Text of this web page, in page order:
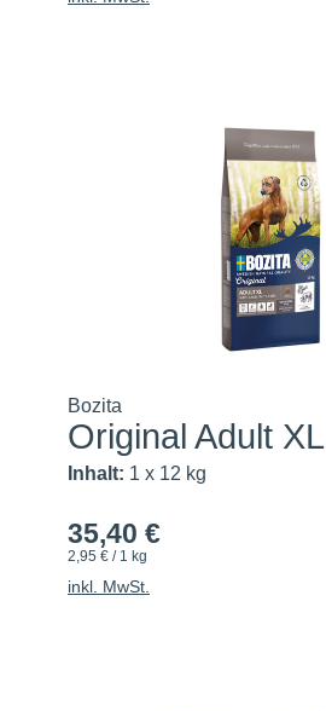
Bozita
Original Adult XL
Inhalt: 1 x 12 kg
35,40 €
2,95 € / 1 kg
inkl. MwSt.